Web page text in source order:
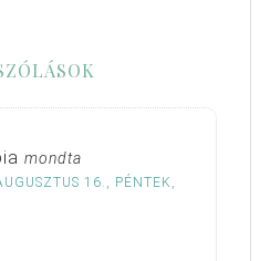
mondta
16., PÉNTEK,